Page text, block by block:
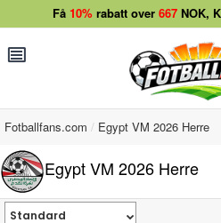
Få 10% rabatt over 667 NOK,
󰂩
Fotballfans.com Egypt VM 2026 Herre
Egypt VM 2026 Herre